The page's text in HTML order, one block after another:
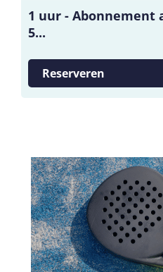
1 uur - Abonnement
5...
Reserveren